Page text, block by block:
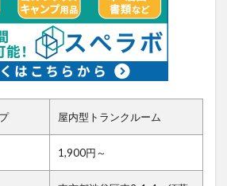
屋内型トランクルーム
1,900円～